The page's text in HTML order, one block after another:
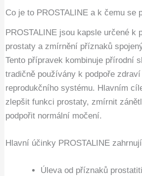
Co je to PROSTALINE a k čemu se
PROSTALINE jsou kapsle určené k
prostaty a zmírnění příznaků
Tento přípravek kombinuje přírodní
tradičně používány k podpoře
reprodukčního systému. Hlavním
zlepšit funkci prostaty, zmírnit
podpořit normální močení.
Hlavní účinky PROSTALINE
Úleva od příznaků